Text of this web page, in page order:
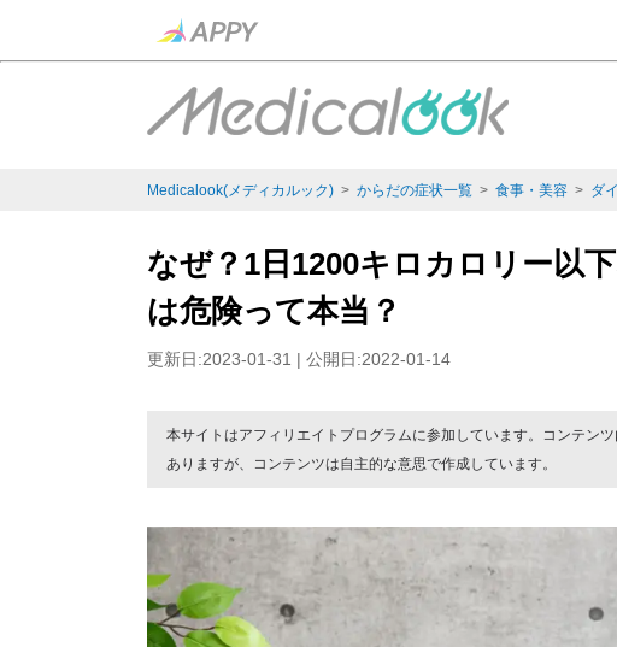
Medicalook(メディカルック) > からだの症状一覧 > 食事・美容 > ダ
なぜ？1日1200キロカロリー以
は危険って本当？
更新日:2023-01-31 | 公開日:2022-01-14
本サイトはアフィリエイトプログラムに参加しています。コンテン
ありますが、コンテンツは自主的な意思で作成しています。